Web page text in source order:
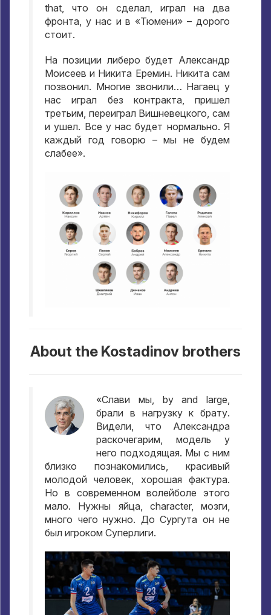
that,что он сделал, играл на два
фронта, у нас и в «Тюмени» – дорого
стоит.
На позиции либеро будет Александр
Моисеев и Никита Еремин. Никита сам
позвонил. Многие звонили… Нагаец у
нас играл без контракта, пришел
третьим, переиграл Вишневецкого,сам
и ушел. Все у нас будет нормально.Я
каждый год говорю – мы не будем
слабее».
About the Kostadinov brothers
«Слави мы, by and large,
брали в нагрузку к брату.
Видели, что Александра
раскочегарим, модель у
него подходящая. Мы с ним
близко познакомились, красивый
молодой человек, хорошая фактура.
Но в современном волейболе этого
мало. Нужны яйца, character, мозги,
много чего нужно. До Сургута он не
был игроком Суперлиги.